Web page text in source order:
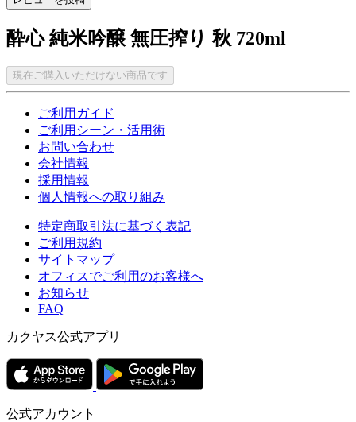
酔心 純米吟醸 無圧搾り 秋 720ml
現在ご購入いただけない商品です
ご利用ガイド
ご利用シーン・活用術
お問い合わせ
会社情報
採用情報
個人情報への取り組み
特定商取引法に基づく表記
ご利用規約
サイトマップ
オフィスでご利用のお客様へ
お知らせ
FAQ
カクヤス公式アプリ
公式アカウント